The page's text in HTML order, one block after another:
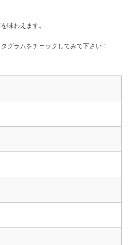
味わえます。
グラムをチェックしてみて下さい！